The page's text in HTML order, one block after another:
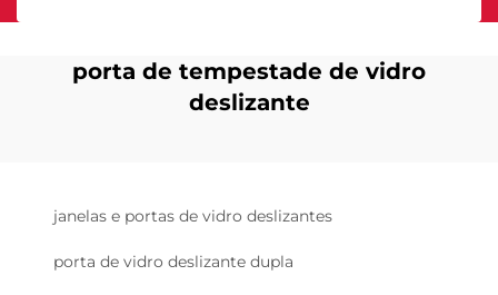
porta de tempestade de vidro
deslizante
janelas e portas de vidro deslizantes
porta de vidro deslizante dupla